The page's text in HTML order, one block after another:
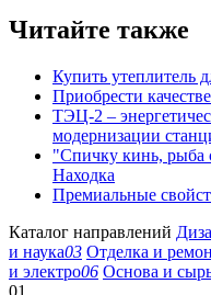
Читайте также
Купить утеплитель
Приобрести
ТЭЦ-2 –
модернизации
"Спичку кинь, рыба
Находка
Премиальные
Каталог направлений
и наука03 Отделка и
и электро06 Основа и
01